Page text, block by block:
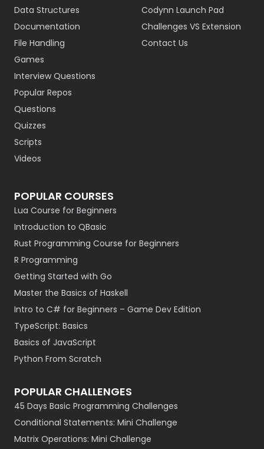
Data Structures
Documentation
File Handling
Games
Interview Questions
Popular Repos
Questions
Quizzes
Scripts
Videos
Codynn Launch Pad
Challenges VS Extension
Contact Us
POPULAR COURSES
Lua Course for Beginners
Introduction to QBasic
Rust Programming Course for Beginners
R Programming
Getting Started with Go
Master the Basics of Haskell
Intro to C# for Beginners – Game Dev Edition
TypeScript: Basics
Basics of JavaScript
Python From Scratch
POPULAR CHALLENGES
45 Days Basic Programming Challenges
Conditional Statements: Mini Challenge
Matrix Operations: Mini Challenge